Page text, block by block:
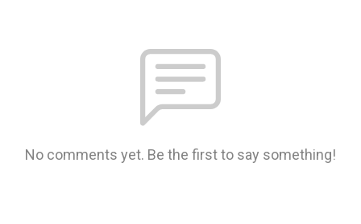
No comments yet. Be the first to say something!